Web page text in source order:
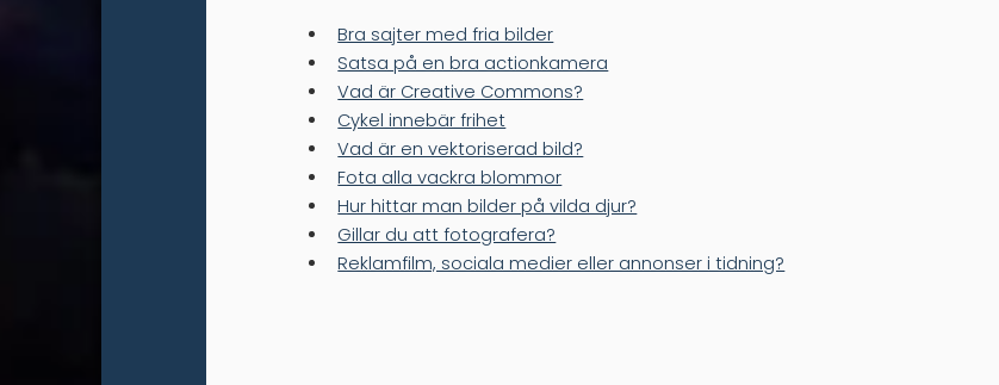
Bra sajter med fria bilder
Satsa på en bra actionkamera
Vad är Creative Commons?
Cykel innebär frihet
Vad är en vektoriserad bild?
Fota alla vackra blommor
Hur hittar man bilder på vilda djur?
Gillar du att fotografera?
Reklamfilm, sociala medier eller annonser i tidning?